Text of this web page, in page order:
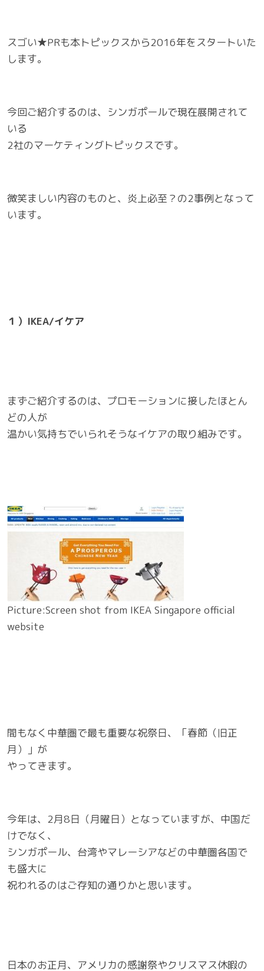
スゴい★PRも本トピックスから2016年をスタートいた
します。
今回ご紹介するのは、シンガポールで現在展開されて
いる
2社のマーケティングトピックスです。
微笑ましい内容のものと、炎上必至？の2事例となって
います。
１）IKEA/イケア
まずご紹介するのは、プロモーションに接したほとん
どの人が
温かい気持ちでいられそうなイケアの取り組みです。
Picture:Screen shot from IKEA Singapore official
website
間もなく中華圏で最も重要な祝祭日、「春節（旧正
月）」が
やってきます。
今年は、2月8日（月曜日）となっていますが、中国だ
けでなく、
シンガポール、台湾やマレーシアなどの中華圏各国で
も盛大に
祝われるのはご存知の通りかと思います。
日本のお正月、アメリカの感謝祭やクリスマス休暇の